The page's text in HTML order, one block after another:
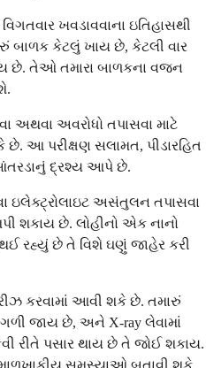
વિગતવાર ખવડાવવાના ઇતિહાસથી
કેટલું ખાય છે, કેટલી વાર
છે. તેઓ તમારા બાળકના વજન
અથવા અવરોધો તપાસવા માટે
છે. આ પરીક્ષણ સલામત, પીડારહિત
દ્રશ્ય આપે છે.
ઇલેક્ટ્રોલાઇટ અસંતુલન તપાસવા
શકાય છે. લોહીનો એક નાનો
થઈ રહ્યું છે તે વિશે ઘણું જાહેર કરી
કરવામાં આવી શકે છે. તમારું
ગળી જાય છે, અને X-ray લેવામાં
રીતે પસાર થાય છે તે જોઈ શકાય.
સમસ્યાઓ બતાવી શકે